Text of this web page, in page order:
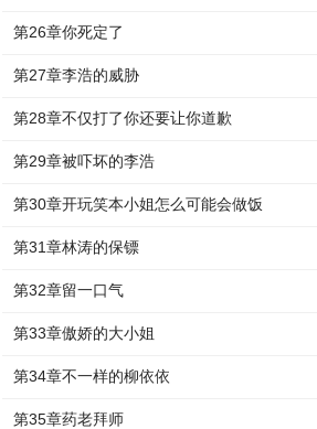
第26章你死定了
第27章李浩的威胁
第28章不仅打了你还要让你道歉
第29章被吓坏的李浩
第30章开玩笑本小姐怎么可能会做饭
第31章林涛的保镖
第32章留一口气
第33章傲娇的大小姐
第34章不一样的柳依依
第35章药老拜师